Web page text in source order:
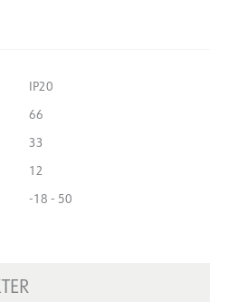
IP20
66
33
12
-18 - 50